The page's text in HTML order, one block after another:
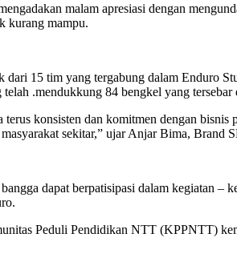
malam apresiasi dengan
kurang mampu.
15 tim yang tergabung dalam Enduro
.mendukkung 84 bengkel yang tersebar
konsisten dan komitmen dengan
sekitar,” ujar Anjar Bima, Brand
dapat berpatisipasi dalam kegiatan
Peduli Pendidikan NTT (KPPNTT)